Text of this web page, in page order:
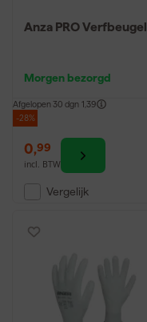
Anza PRO Verfbeugel
Morgen bezorgd
Afgelopen 30 dgn 1,39
-28%
0,99
incl. BTW
Vergelijk